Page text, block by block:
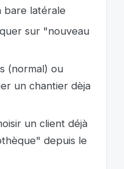
bare latérale
sur "nouveau
(normal) ou
un chantier dèja
un client déjà
depuis le